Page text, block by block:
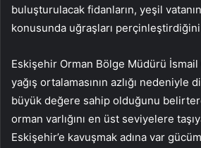
buluşturulacak fidanların, yeşil
konusunda uğraşları perçinleştirdiğini
Eskişehir Orman Bölge Müdürü İsmail
yağış ortalamasının azlığı nedeniyle
büyük değere sahip olduğunu
orman varlığını en üst seviyelere
Eskişehir’e kavuşmak adına var